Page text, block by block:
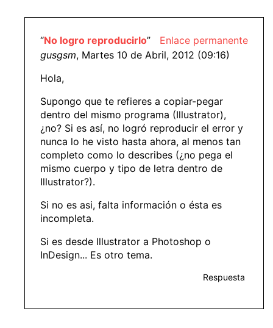
Enlace permanente
“No logro reproducirlo”
gusgsm, Martes 10 de Abril, 2012 (09:16)
Hola,
Supongo que te refieres a copiar-pegar
dentro del mismo programa (Illustrator),
¿no? Si es así, no logró reproducir el error y
nunca lo he visto hasta ahora, al menos tan
completo como lo describes (¿no pega el
mismo cuerpo y tipo de letra dentro de
Illustrator?).
Si no es asi, falta información o ésta es
incompleta.
Si es desde Illustrator a Photoshop o
InDesign... Es otro tema.
Respuesta